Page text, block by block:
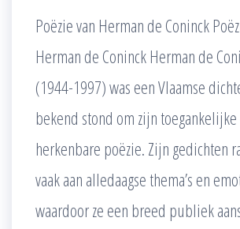
Poëzie van Herman de Coninck
Herman de Coninck Herman de
(1944-1997) was een Vlaamse
bekend stond om zijn
herkenbare poëzie. Zijn gedichten
vaak aan alledaagse thema’s en
waardoor ze een breed publiek